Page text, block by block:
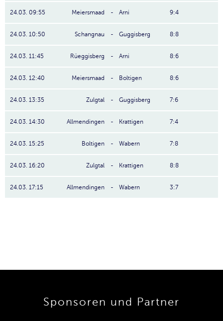
24.03. 09:55 Meiersmaad - Arni 9:4
24.03. 10:50 Schangnau - Guggisberg 8:8
24.03. 11:45 Rüeggisberg - Arni 8:6
24.03. 12:40 Meiersmaad - Boltigen 8:6
24.03. 13:35 Zulgtal - Guggisberg 7:6
24.03. 14:30 Allmendingen - Krattigen 7:4
24.03. 15:25 Boltigen - Wabern 7:8
24.03. 16:20 Zulgtal - Krattigen 8:8
24.03. 17:15 Allmendingen - Wabern 3:7
Sponsoren und Partner